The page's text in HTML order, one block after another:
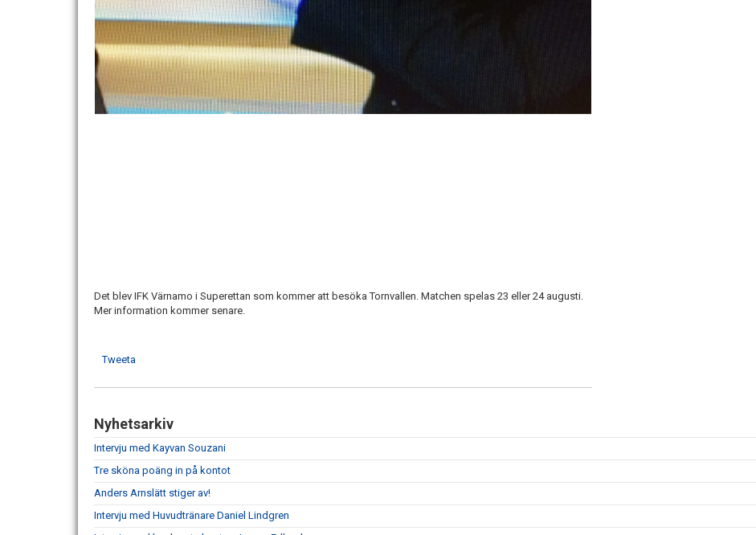
Det blev IFK Värnamo i Superettan som kommer att besöka Tornvallen. Matchen spelas 23 eller 24 augusti.
Mer information kommer senare.
Tweeta
Nyhetsarkiv
Intervju med Kayvan Souzani
Tre sköna poäng in på kontot
Anders Arnslätt stiger av!
Intervju med Huvudtränare Daniel Lindgren